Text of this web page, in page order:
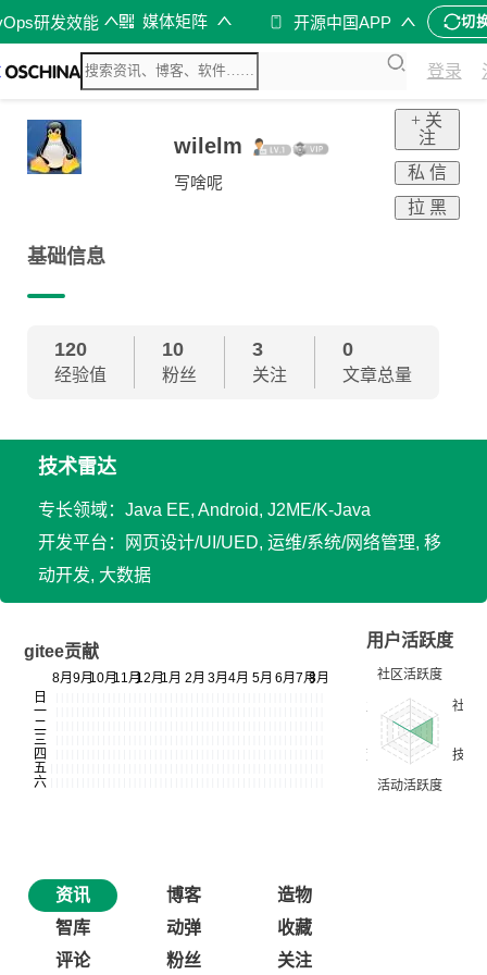
研发效能 媒体矩阵 开源中国APP 切
登录
wilelm
写啥呢
+ 关
注
私 信
拉 黑
基础信息
120
经验值
10
粉丝
3
关注
0
文章总量
技术雷达
专长领域：Java EE, Android, J2ME/K-Java
开发平台：网页设计/UI/UED, 运维/系统/网络管理, 移
动开发, 大数据
gitee贡献
用户活跃度
资讯 博客
造物
智库
动弹
收藏
评论
粉丝 关注